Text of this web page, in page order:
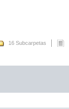
16 Subcarpetas